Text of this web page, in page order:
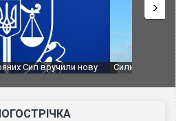
Ярославський НПЗ:
заявив про наймасштабнішу
Неймар